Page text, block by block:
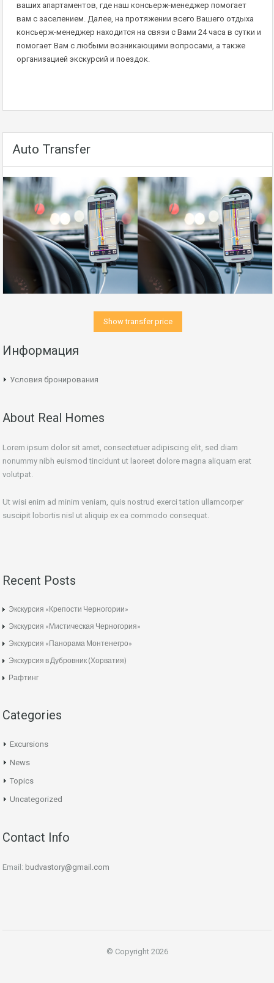
ваших апартаментов, где наш консьерж-менеджер помогает
вам с заселением. Далее, на протяжении всего Вашего отдыха
консьерж-менеджер находится на связи с Вами 24 часа в сутки и
помогает Вам с любыми возникающими вопросами, а также
организацией экскурсий и поездок.
Auto Transfer
Show transfer price
Информация
Условия бронирования
About Real Homes
Lorem ipsum dolor sit amet, consectetuer adipiscing elit, sed diam
nonummy nibh euismod tincidunt ut laoreet dolore magna aliquam erat
volutpat.
Ut wisi enim ad minim veniam, quis nostrud exerci tation ullamcorper
suscipit lobortis nisl ut aliquip ex ea commodo consequat.
Recent Posts
Экскурсия «Крепости Черногории»
Экскурсия «Мистическая Черногория»
Экскурсия «Панорама Монтенегро»
Экскурсия в Дубровник (Хорватия)
Рафтинг
Categories
Excursions
News
Topics
Uncategorized
Contact Info
Email: budvastory@gmail.com
© Copyright 2026